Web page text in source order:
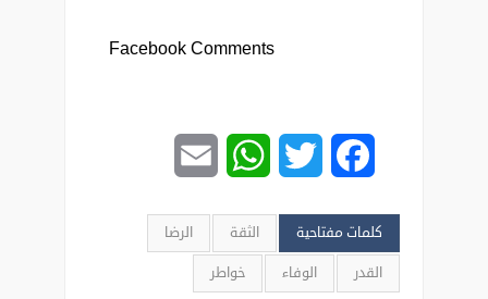
Facebook Comments
Facebook
Twitter
WhatsApp
كلمات مفتاحية الثقة الرضا
القدر الوفاء خواطر